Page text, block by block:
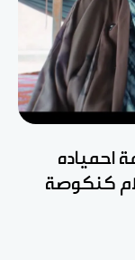
احمياده
كنكوصة